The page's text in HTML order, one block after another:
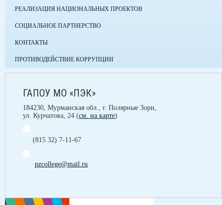
РЕАЛИЗАЦИЯ НАЦИОНАЛЬНЫХ ПРОЕКТОВ
СОЦИАЛЬНОЕ ПАРТНЕРСТВО
КОНТАКТЫ
ПРОТИВОДЕЙСТВИЕ КОРРУПЦИИ
ГАПОУ МО «ПЭК»
184230, Мурманская обл., г. Полярные Зори,
ул. Курчатова, 24 (см. на карте)
(815 32) 7-11-67
pzcollege@mail.ru